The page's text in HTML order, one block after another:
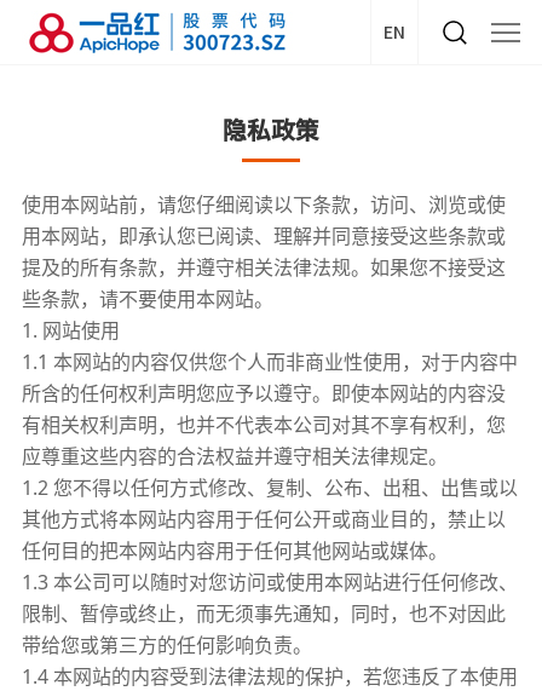
EN
隐私政策
使用本网站前，请您仔细阅读以下条款，访问、浏览或使
用本网站，即承认您已阅读、理解并同意接受这些条款或
提及的所有条款，并遵守相关法律法规。如果您不接受这
些条款，请不要使用本网站。
1. 网站使用
1.1 本网站的内容仅供您个人而非商业性使用，对于内容中
所含的任何权利声明您应予以遵守。即使本网站的内容没
有相关权利声明，也并不代表本公司对其不享有权利，您
应尊重这些内容的合法权益并遵守相关法律规定。
1.2 您不得以任何方式修改、复制、公布、出租、出售或以
其他方式将本网站内容用于任何公开或商业目的，禁止以
任何目的把本网站内容用于任何其他网站或媒体。
1.3 本公司可以随时对您访问或使用本网站进行任何修改、
限制、暂停或终止，而无须事先通知，同时，也不对因此
带给您或第三方的任何影响负责。
1.4 本网站的内容受到法律法规的保护，若您违反了本使用